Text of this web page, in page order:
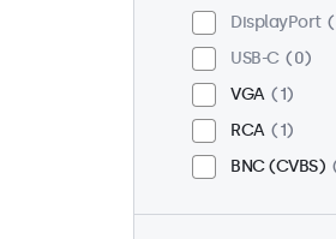
DisplayPort
USB-C
0
VGA
1
RCA
1
BNC (CVBS)